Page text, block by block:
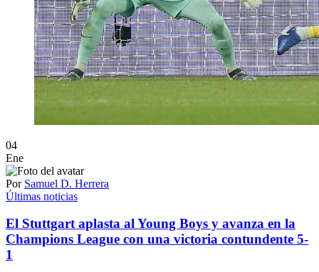
04
Ene
Por Samuel D. Herrera
Últimas noticias
El Stuttgart aplasta al Young Boys y avanza en la
Champions League con una victoria contundente 5-
1